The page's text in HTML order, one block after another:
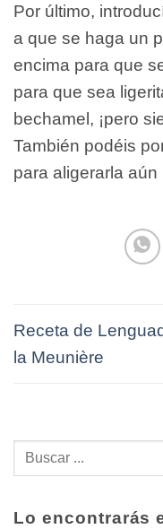
Por último,
a que se haga un
encima para que
para que sea
bechamel, ¡pero
También podéis
para aligerarla aún
Receta de
la Meunière
Lo encontrarás